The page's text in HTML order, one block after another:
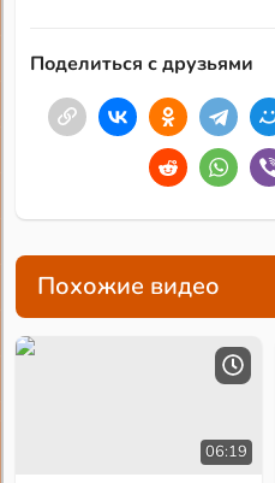
Поделиться с друзьями
Похожие видео
06:19